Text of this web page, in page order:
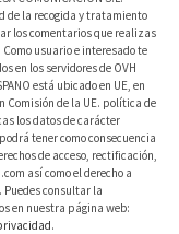
de la recogida y tratamiento
los comentarios que realizas
usuario e interesado te
en los servidores de OVH
está ubicado en UE, en
Comisión de la UE. política de
los datos de carácter
tener como consecuencia
de acceso, rectificación,
así como el derecho a
consultar la
en nuestra página web:
.